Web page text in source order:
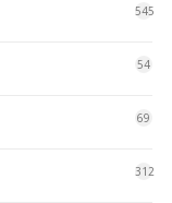
545
54
69
312